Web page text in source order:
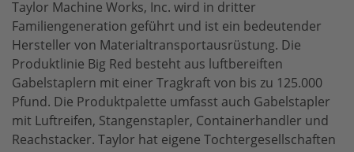
Taylor Machine Works, Inc. wird in dritter
Familiengeneration geführt und ist ein bedeutender
Hersteller von Materialtransportausrüstung. Die
Produktlinie Big Red besteht aus luftbereiften
Gabelstaplern mit einer Tragkraft von bis zu 125.000
Pfund. Die Produktpalette umfasst auch Gabelstapler
mit Luftreifen, Stangenstapler, Containerhandler und
Reachstacker. Taylor hat eigene Tochtergesellschaften